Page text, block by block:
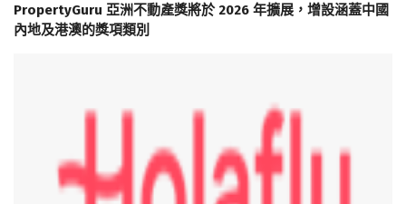
PropertyGuru 亞洲不動產獎將於 2026 年擴展，增設涵蓋中國
內地及港澳的獎項類別